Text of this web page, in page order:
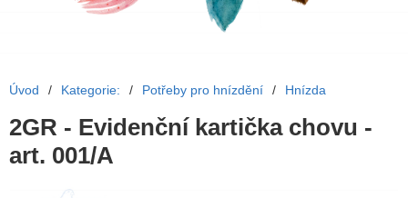
Úvod / Kategorie: / Potřeby pro hnízdění / Hnízda
2GR - Evidenční kartička chovu -
art. 001/A